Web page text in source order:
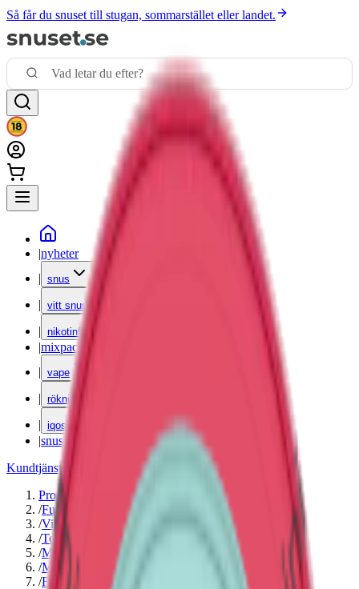
Så får du snuset till stugan, sommarstället eller landet.
|nyheter
| snus
| vitt snus
| nikotinfritt
|mixpack
| vape
| rökning
| iqos
|snuskuriren
Kundtjänst| Varumärken
Produkter
/Fumi
/Vitt snus
/Torr Portion
/Mini
/Mild
/Frukt